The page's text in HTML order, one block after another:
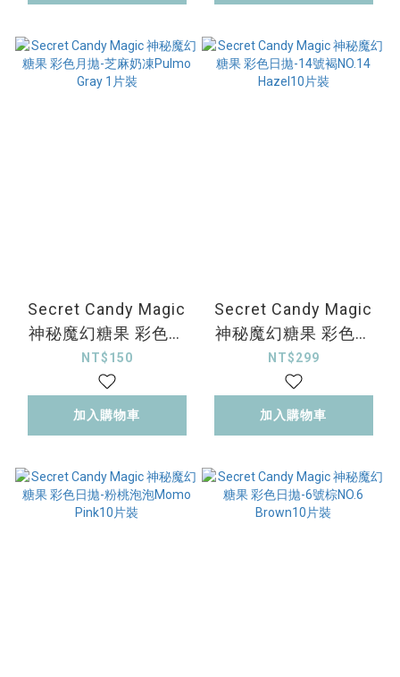
Secret Candy Magic
神秘魔幻糖果 彩色月
拋-芝麻奶凍Pulmo
Gray 1片裝
NT$150
加入購物車
Secret Candy Magic
神秘魔幻糖果 彩色日
拋-14號褐NO.14
Hazel10片裝
NT$299
加入購物車